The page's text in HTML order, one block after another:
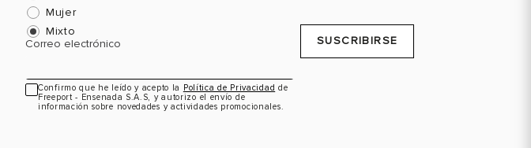
Mujer
Mixto
Correo electrónico
Confirmo que he leído y acepto la Política de Privacidad de
Freeport - Ensenada S.A.S, y autorizo el envío de
información sobre novedades y actividades promocionales.
SUSCRIBIRSE